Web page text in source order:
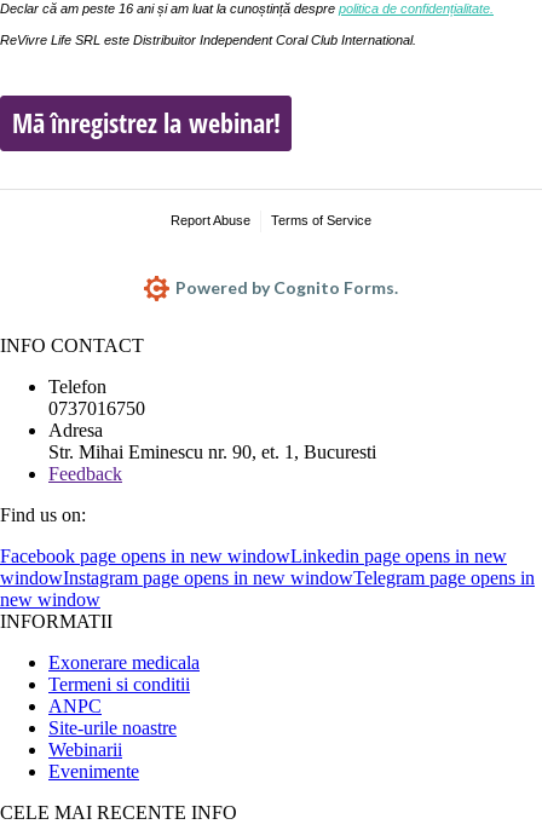
Declar că am peste 16 ani și am luat la cunoștință despre politica de confidențialitate.
ReVivre Life SRL este Distribuitor Independent Coral Club International.
Mā înregistrez la webinar!
Report Abuse Terms of Service
Powered by Cognito Forms.
INFO CONTACT
Telefon
0737016750
Adresa
Str. Mihai Eminescu nr. 90, et. 1, Bucuresti
Feedback
Find us on:
Facebook page opens in new windowLinkedin page opens in new
windowInstagram page opens in new windowTelegram page opens in
new window
INFORMATII
Exonerare medicala
Termeni si conditii
ANPC
Site-urile noastre
Webinarii
Evenimente
CELE MAI RECENTE INFO